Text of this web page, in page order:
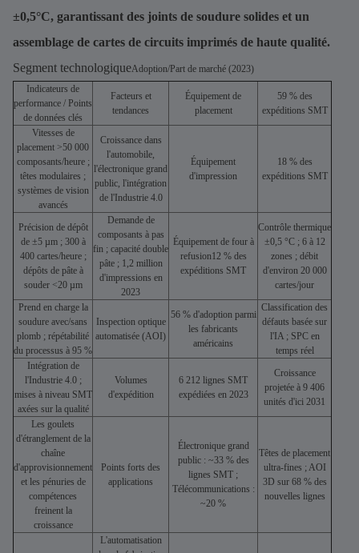
±0,5°C, garantissant des joints de soudure solides et un
assemblage de cartes de circuits imprimés de haute qualité.
Segment technologiqueAdoption/Part de marché (2023)
Indicateurs de
performance / Points
de données clés
Facteurs et
tendances
Équipement de
placement
59 % des
expéditions SMT
Vitesses de
placement >50 000
composants/heure ;
têtes modulaires ;
systèmes de vision
avancés
Croissance dans
l'automobile,
l'électronique grand
public, l'intégration
de l'Industrie 4.0
Équipement
d'impression
18 % des
expéditions SMT
Précision de dépôt
de ±5 µm ; 300 à
400 cartes/heure ;
dépôts de pâte à
souder <20 µm
Demande de
composants à pas
fin ; capacité double
pâte ; 1,2 million
d'impressions en
2023
Équipement de four à
refusion12 % des
expéditions SMT
Contrôle thermique
±0,5 °C ; 6 à 12
zones ; débit
d'environ 20 000
cartes/jour
Prend en charge la
soudure avec/sans
plomb ; répétabilité
du processus à 95 %
Inspection optique
automatisée (AOI)
56 % d'adoption parmi
les fabricants
américains
Classification des
défauts basée sur
l'IA ; SPC en
temps réel
Intégration de
l'Industrie 4.0 ;
mises à niveau SMT
axées sur la qualité
Volumes
d'expédition
6 212 lignes SMT
expédiées en 2023
Croissance
projetée à 9 406
unités d'ici 2031
Les goulets
d'étranglement de la
chaîne
d'approvisionnement
et les pénuries de
compétences
freinent la
croissance
Points forts des
applications
Électronique grand
public : ~33 % des
lignes SMT ;
Télécommunications :
~20 %
Têtes de placement
ultra-fines ; AOI
3D sur 68 % des
nouvelles lignes
L'automatisation